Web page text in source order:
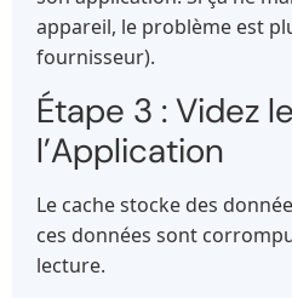
appareil, le problème est
fournisseur).
Étape 3 : Videz
l’Application
Le cache stocke des
ces données sont
lecture.